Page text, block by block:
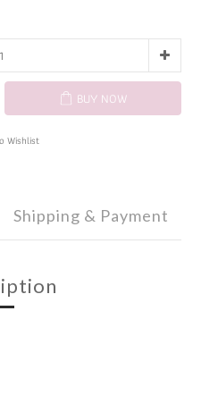
BUY NOW
Wishlist
Shipping & Payment